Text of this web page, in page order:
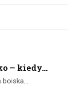
– kiedy...
boiska…